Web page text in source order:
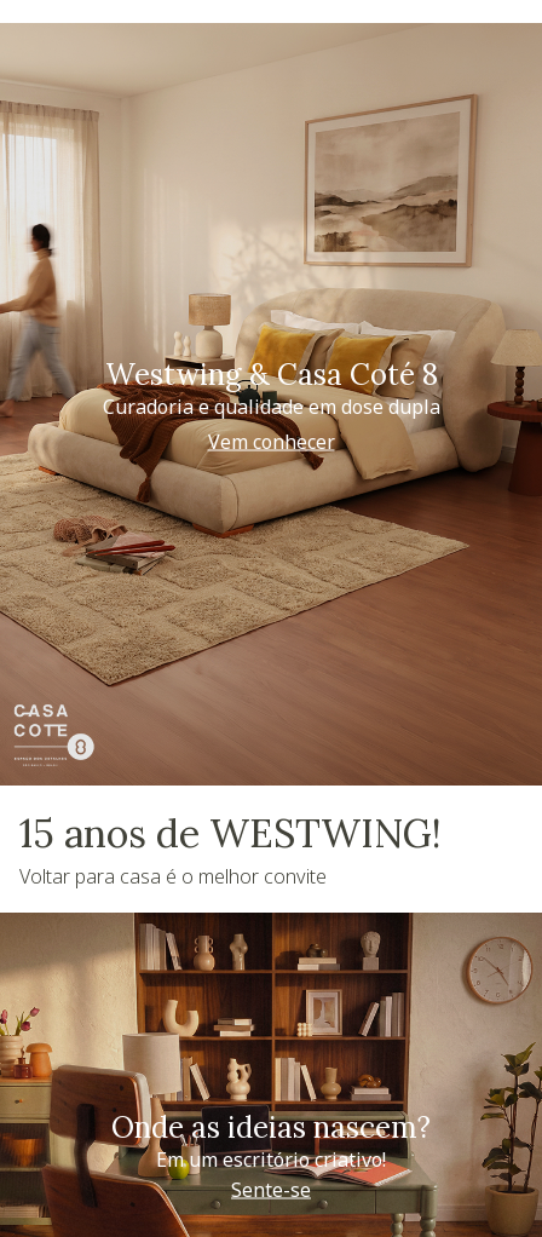
Westwing & Casa Coté 8
Curadoria e qualidade em dose dupla
Vem conhecer
15 anos de WESTWING!
Voltar para casa é o melhor convite
Onde as ideias nascem?
Em um escritório criativo!
Sente-se